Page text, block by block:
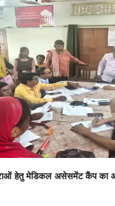
हेतु मेडिकल असेसमेंट कैंप